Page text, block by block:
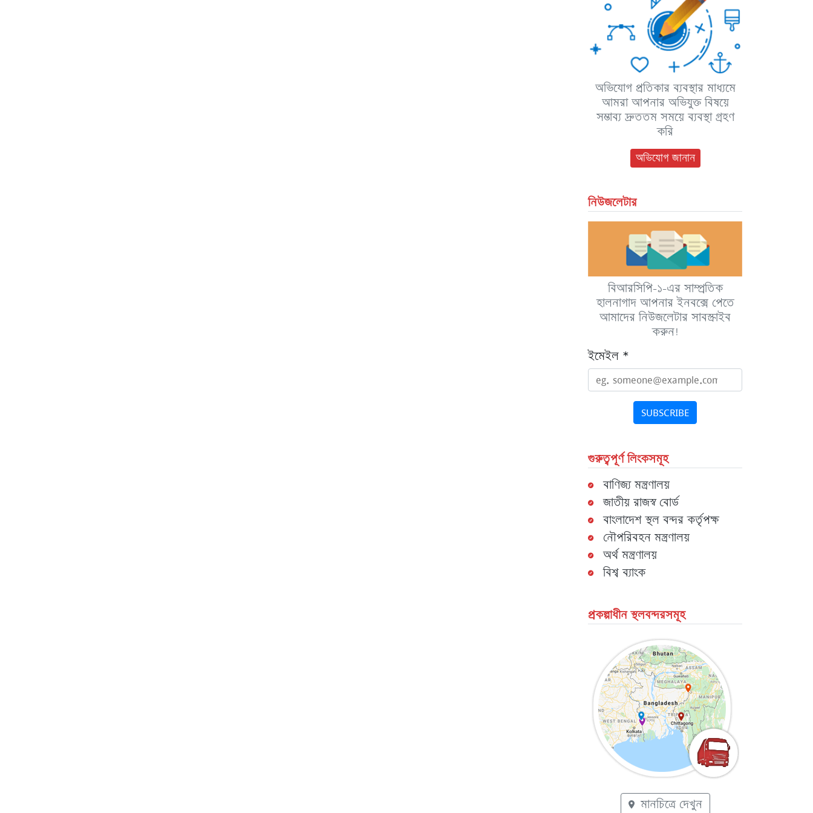
অভিযোগ প্রতিকার ব্যবস্থার মাধ্যমে
আমরা আপনার অভিযুক্ত বিষয়ে
সম্ভাব্য দ্রুততম সময়ে ব্যবস্থা গ্রহণ
করি
অভিযোগ জানান
নিউজলেটার
বিআরসিপি-১-এর সাম্প্রতিক
হালনাগাদ আপনার ইনবক্সে পেতে
আমাদের নিউজলেটার সাবস্ক্রাইব
করুন!
ইমেইল *
SUBSCRIBE
গুরুত্বপূর্ণ লিংকসমূহ
বাণিজ্য মন্ত্রণালয়
জাতীয় রাজস্ব বোর্ড
বাংলাদেশ স্থল বন্দর কর্তৃপক্ষ
নৌপরিবহন মন্ত্রণালয়
অর্থ মন্ত্রণালয়
বিশ্ব ব্যাংক
প্রকল্পাধীন স্থলবন্দরসমূহ
মানচিত্রে দেখুন